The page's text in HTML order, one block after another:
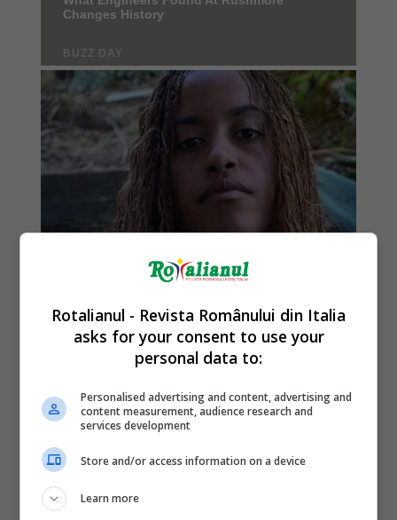
Rotalianul - Revista Românului din Italia
asks for your consent to use your
personal data to:
Personalised advertising and content, advertising and
content measurement, audience research and
services development
Store and/or access information on a device
Learn more